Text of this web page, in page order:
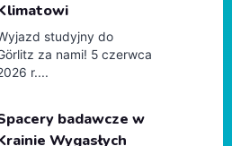
studyjny do
za nami! 5 czerwca
r....
badawcze w
Wygasłych